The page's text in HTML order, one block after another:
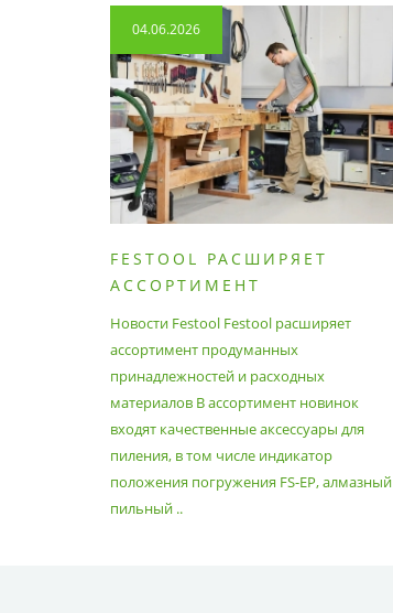
04.06.2026
FESTOOL РАСШИРЯЕТ
АССОРТИМЕНТ
ПРИНАДЛЕЖНОСТЕЙ И
РАСХОДНЫХ МАТЕРИАЛОВ
Новости Festool Festool расширяет
ассортимент продуманных
принадлежностей и расходных
материалов В ассортимент новинок
входят качественные аксессуары для
пиления, в том числе индикатор
положения погружения FS-EP, алмазный
пильный ..